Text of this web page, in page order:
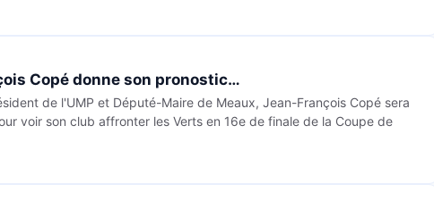
Copé donne son pronostic…
de l'UMP et Député-Maire de Meaux, Jean-François Copé sera
voir son club affronter les Verts en 16e de finale de la Coupe de